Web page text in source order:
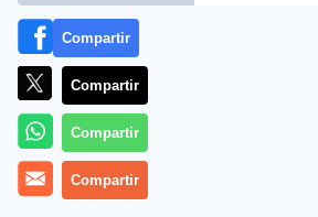
Un portavoz oficial de Iberia ha
Compartir
Compartir
Compartir
Compartir